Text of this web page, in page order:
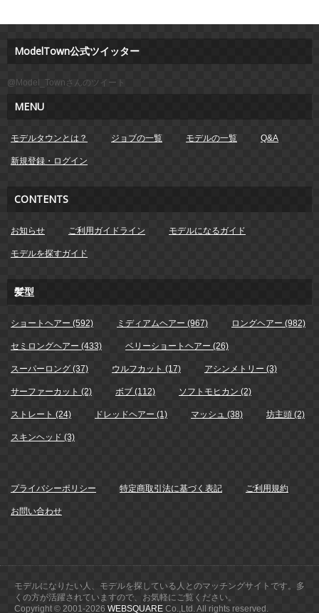
ModelTown公式ツイッター
@Model_Townさんのツイート
MENU
モデルタウンとは？ ジョブの一覧 モデルの一覧 Q&A
新規登録・ログイン
CONTENTS
お知らせ ご利用ガイドライン モデルになるガイド
モデルを探すガイド
髪型
ショートヘアー (592) ミディアムヘアー (967) ロングヘアー (982)
セミロングヘアー (433) ベリーショートヘアー (26)
スーパーロング (37) ウルフカット (17) アシンメトリー (3)
サーファーカット (2) ボブ (112) ソフトモヒカン (2)
ストレート (24) ドレッドヘアー (1) マッシュ (38) 坊主頭 (2)
スキンヘッド (3)
プライバシーポリシー 特定商取引法に基づく表記 ご利用規約
お問い合わせ
モデルになりたい人、モデルを探している人とのマッチングサイトです。多
くの方が活躍されていますので、お気軽にご覧ください。
Copyright © 2001-2026 WEBSQUARE Co.,Ltd. All rights reserved.